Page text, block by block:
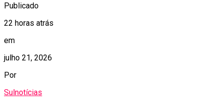
Publicado
22 horas atrás
em
julho 21, 2026
Por
Sulnotícias